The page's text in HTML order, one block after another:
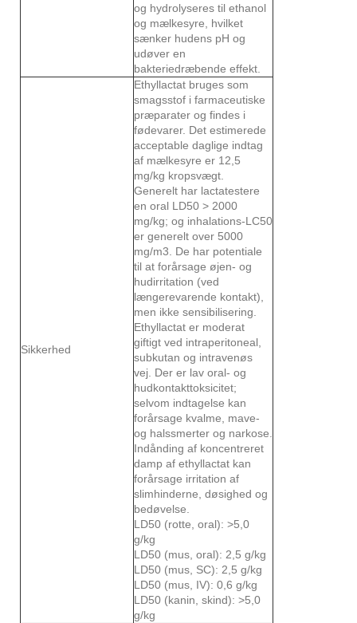
og hydrolyseres til ethanol
og mælkesyre, hvilket
sænker hudens pH og
udøver en
bakteriedræbende effekt.
Sikkerhed
Ethyllactat bruges som
smagsstof i farmaceutiske
præparater og findes i
fødevarer. Det estimerede
acceptable daglige indtag
af mælkesyre er 12,5
mg/kg kropsvægt.
Generelt har lactatestere
en oral LD50 > 2000
mg/kg; og inhalations-LC50
er generelt over 5000
mg/m3. De har potentiale
til at forårsage øjen- og
hudirritation (ved
længerevarende kontakt),
men ikke sensibilisering.
Ethyllactat er moderat
giftigt ved intraperitoneal,
subkutan og intravenøs
vej. Der er lav oral- og
hudkontakttoksicitet;
selvom indtagelse kan
forårsage kvalme, mave-
og halssmerter og narkose.
Indånding af koncentreret
damp af ethyllactat kan
forårsage irritation af
slimhinderne, døsighed og
bedøvelse.
LD50 (rotte, oral): >5,0
g/kg
LD50 (mus, oral): 2,5 g/kg
LD50 (mus, SC): 2,5 g/kg
LD50 (mus, IV): 0,6 g/kg
LD50 (kanin, skind): >5,0
g/kg